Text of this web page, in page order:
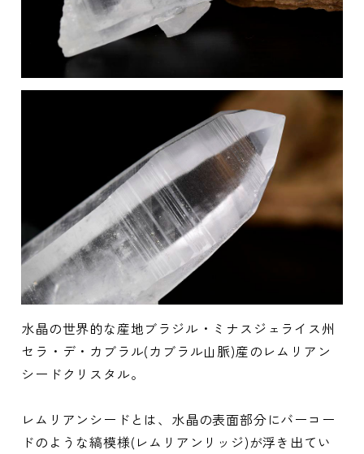
水晶の世界的な産地ブラジル・ミナスジェライス州
セラ・デ・カブラル(カブラル山脈)産のレムリアン
シードクリスタル。
レムリアンシードとは、水晶の表面部分にバーコー
ドのような縞模様(レムリアンリッジ)が浮き出てい